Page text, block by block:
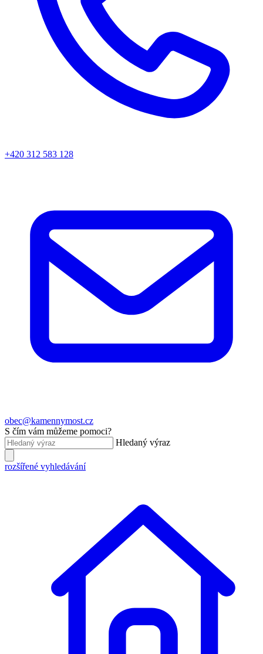
+420 312 583 128
obec@kamennymost.cz
S čím vám můžeme pomoci?
Hledaný výraz
rozšířené vyhledávání